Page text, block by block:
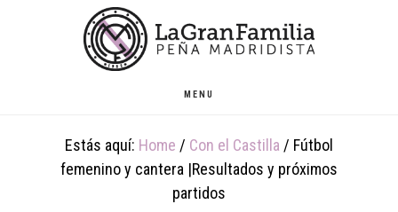
MENU
Estás aquí: Home / Con el Castilla / Fútbol
femenino y cantera |Resultados y próximos
partidos